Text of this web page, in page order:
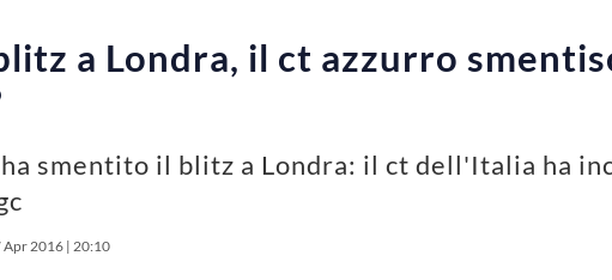
a Londra, il ct azzurro
smentito il blitz a Londra: il ct dell'Italia ha
Apr 2016 | 20:10